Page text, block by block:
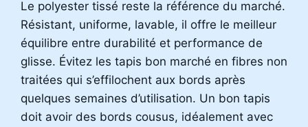
Le polyester tissé reste la référence du marché.
Résistant, uniforme, lavable, il offre le meilleur
équilibre entre durabilité et performance de
glisse. Évitez les tapis bon marché en fibres non
traitées qui s’effilochent aux bords après
quelques semaines d’utilisation. Un bon tapis
doit avoir des bords cousus, idéalement avec